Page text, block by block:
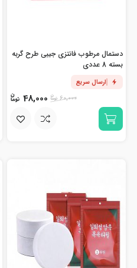
دستمال مرطوب فانتزی جیبی طرح گربه
بسته 8 عددی
ارسال سریع
60,000
48,000